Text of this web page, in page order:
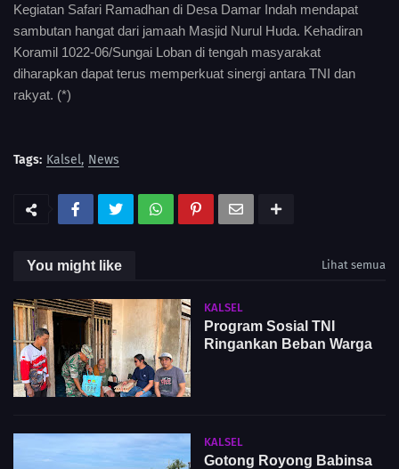
Kegiatan Safari Ramadhan di Desa Damar Indah mendapat
sambutan hangat dari jamaah Masjid Nurul Huda. Kehadiran
Koramil 1022-06/Sungai Loban di tengah masyarakat
diharapkan dapat terus memperkuat sinergi antara TNI dan
rakyat. (*)
Tags: Kalsel News
You might like Lihat semua
KALSEL
Program Sosial TNI
Ringankan Beban Warga
KALSEL
Gotong Royong Babinsa